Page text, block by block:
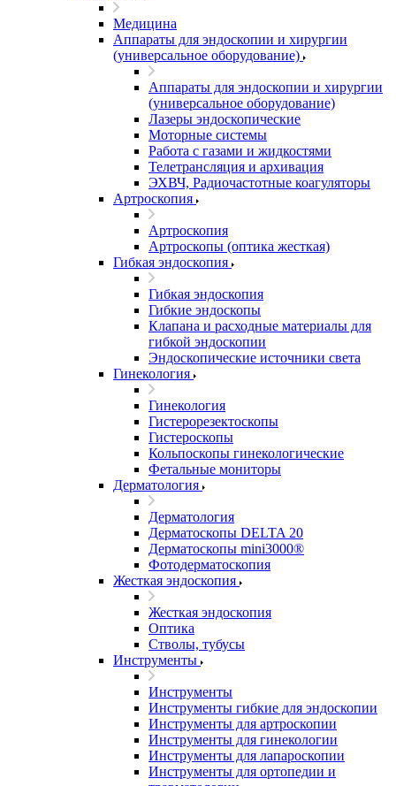
Медицина
Аппараты для эндоскопии и хирургии
(универсальное оборудование)
Аппараты для эндоскопии и хирургии
(универсальное оборудование)
Лазеры эндоскопические
Моторные системы
Работа с газами и жидкостями
Телетрансляция и архивация
ЭХВЧ, Радиочастотные коагуляторы
Артроскопия
Артроскопия
Артроскопы (оптика жесткая)
Гибкая эндоскопия
Гибкая эндоскопия
Гибкие эндоскопы
Клапана и расходные материалы для
гибкой эндоскопии
Эндоскопические источники света
Гинекология
Гинекология
Гистерорезектоскопы
Гистероскопы
Кольпоскопы гинекологические
Фетальные мониторы
Дерматология
Дерматология
Дерматоскопы DELTA 20
Дерматоскопы mini3000®
Фотодерматоскопия
Жесткая эндоскопия
Жесткая эндоскопия
Оптика
Стволы, тубусы
Инструменты
Инструменты
Инструменты гибкие для эндоскопии
Инструменты для артроскопии
Инструменты для гинекологии
Инструменты для лапароскопии
Инструменты для ортопедии и